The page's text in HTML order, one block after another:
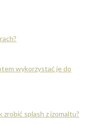
wykorzystać je do
splash z izomaltu?